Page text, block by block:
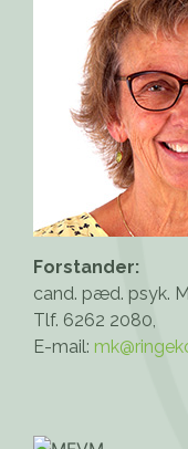
Forstander:
cand. pæd. psyk.
Tlf. 6262 2080,
E-mail: